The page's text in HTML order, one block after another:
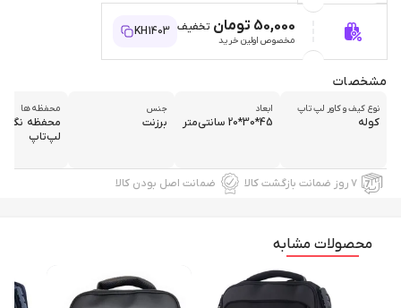
50,000 تومان تخفیف
مخصوص اولین خرید
KH1403
مشخصات
نوع کیف و کاور لپ تاپ
کوله
ابعاد
45*30*20 سانتی‌متر
جنس
برزنت
محفظه‌ها
محفظه
لپ‌تاپ
۷ روز ضمانت بازگشت کالا ضمانت اصل بودن کالا
محصولات مشابه